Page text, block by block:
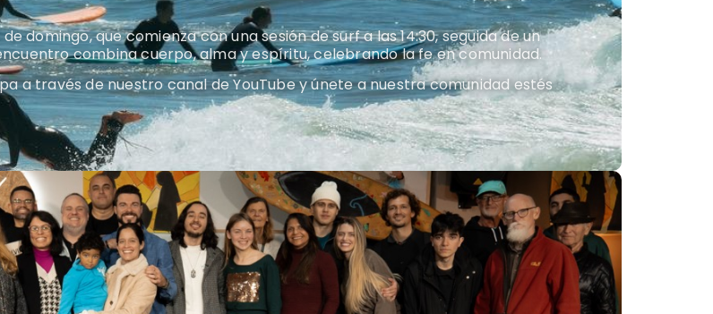
domingo, que comienza con una sesión de surf a las 14:30, seguida de un
combina cuerpo, alma y espíritu, celebrando la fe en comunidad.
a través de nuestro canal de YouTube y únete a nuestra comunidad estés